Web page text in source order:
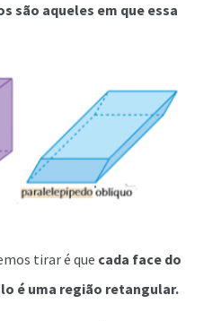
são aqueles em que essa
tirar é que cada face do
é uma região retangular.